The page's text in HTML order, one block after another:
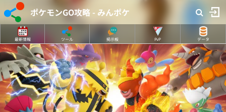
ポケモンGO攻略 - みんポケ
最新情報 ツール 掲示板 PvP データ